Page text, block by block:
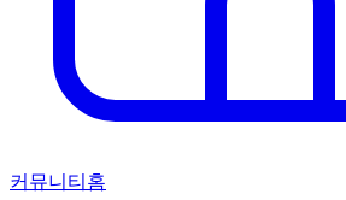
커뮤니티홈